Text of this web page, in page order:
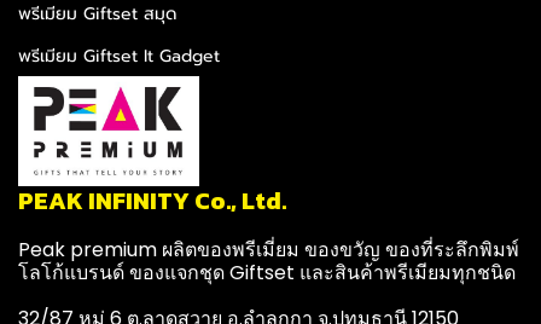
พรีเมียม Giftset สมุด
พรีเมียม Giftset It Gadget
PEAK INFINITY Co., Ltd.
Peak premium ผลิตของพรีเมี่ยม ของขวัญ ของที่ระลึกพิมพ์
โลโก้แบรนด์ ของแจกชุด Giftset และสินค้าพรีเมียมทุกชนิด